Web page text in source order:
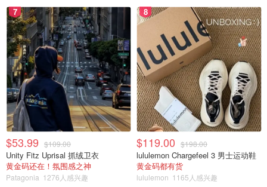
7
$53.99 $109.00
Unity Fitz Uprisal 抓绒卫衣
黄金码还在！氛围感之神
Patagonia 1276人感兴趣
8
$119.00 $198.00
lululemon Chargefeel 3 男士运动鞋
黄金码都有货
lululemon 1165人感兴趣